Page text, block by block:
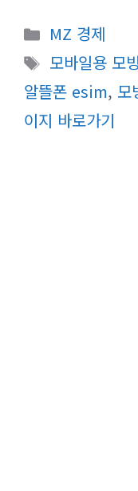
카
테
리
MZ 경제
태
그
모바일용 모
알뜰폰 esim, 모
이지 바로가기